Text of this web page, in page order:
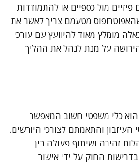
מול כספיים או להתמודדות
מטעמם צריך לאשר את
מומלץ מאוד להיוועץ עם עורכי
על מנת לנהל את ההליך
הוא כלי משפטי חשוב המאפשר
העיזבון והתאמתם לצורכי היורשים.
זהירה ושיתוף פעולה בין
החוק על ידי אישור